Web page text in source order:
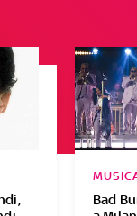
Bad